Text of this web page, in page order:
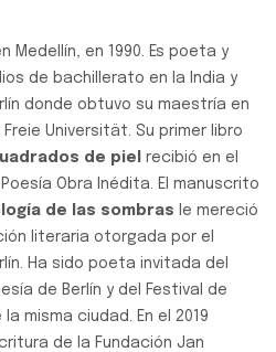
Medellín, en 1990. Es poeta y
de bachillerato en la India y
donde obtuvo su maestría en
Universität. Su primer libro
de piel
recibió en el
Obra Inédita. El manuscrito
de las sombras le mereció
literaria otorgada por el
Ha sido poeta invitada del
de Berlín y del Festival de
misma ciudad. En el 2019
de la Fundación Jan